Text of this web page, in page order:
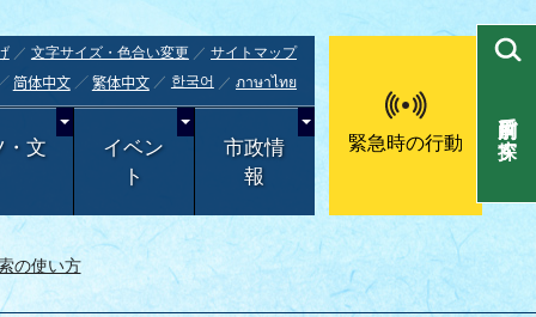
文字サイズ・色合い変更
サイトマップ
简体中文 繁体中文 한국어 ภาษาไทย
・文
イベン
ト
市政情
報
緊急時の行動
の使い方
目的別で探す